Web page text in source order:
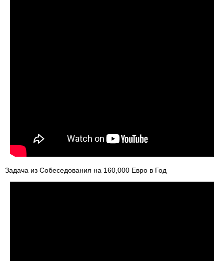
Задача из Собеседования на 160,000 Евро в Год